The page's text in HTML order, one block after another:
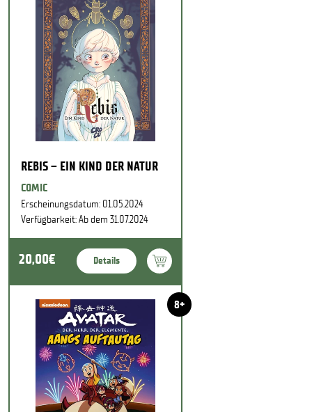
REBIS – EIN KIND DER NATUR
COMIC
Erscheinungsdatum: 01.05.2024
Verfügbarkeit: Ab dem 31.07.2024
20,00€ Details
8+